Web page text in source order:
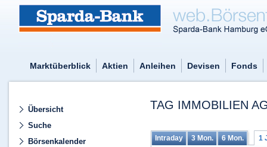
Marktüberblick Aktien Anleihen Devisen Fonds
Übersicht
Suche
Börsenkalender
TAG IMMOBILIEN
Intraday 3 Mon. 6 Mon. 1